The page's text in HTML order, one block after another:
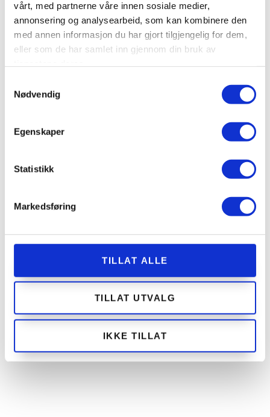
vårt, med partnerne våre innen sosiale medier,
annonsering og analysearbeid, som kan kombinere den
med annen informasjon du har gjort tilgjengelig for dem,
eller som de har samlet inn gjennom din bruk av
Nødvendig
Egenskaper
Statistikk
Markedsføring
TILLAT ALLE
TILLAT UTVALG
IKKE TILLAT